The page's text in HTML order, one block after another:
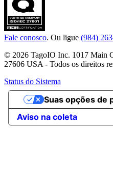
Fale conosco. Ou ligue (984)
© 2026 TagoIO Inc. 1017 Main
27606 USA - Todos os direitos
Status do Sistema
Aviso na coleta
Suas opções de